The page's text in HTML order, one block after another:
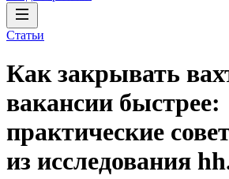
Статьи
Как закрывать
вакансии быстрее:
практические
из исследования